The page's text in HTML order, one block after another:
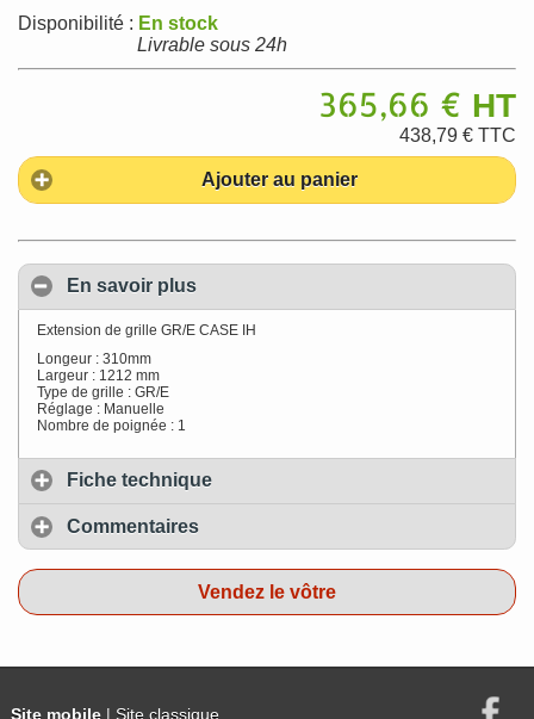
Disponibilité : En stock
Livrable sous 24h
365,66 € HT
438,79 € TTC
Ajouter au panier
En savoir plus
Extension de grille GR/E CASE IH
Longeur : 310mm
Largeur : 1212 mm
Type de grille : GR/E
Réglage : Manuelle
Nombre de poignée : 1
Fiche technique
Commentaires
Vendez le vôtre
Site mobile| Site classique